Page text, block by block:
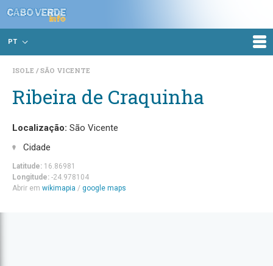
PT
ISOLE SÃO VICENTE
Ribeira de Craquinha
Localização: São Vicente
Cidade
Latitude: 16.86981
Longitude: -24.978104
Abrir em wikimapia / google maps